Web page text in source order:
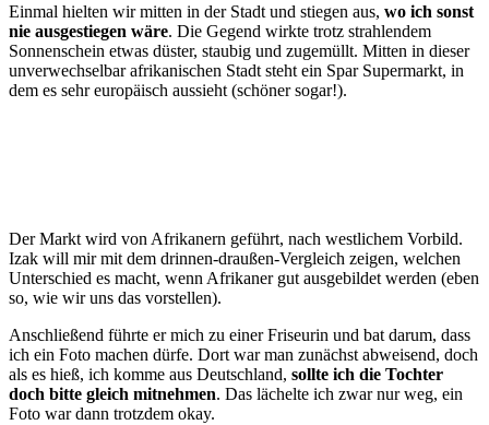
Einmal hielten wir mitten in der Stadt und stiegen aus, wo ich sonst
nie ausgestiegen wäre. Die Gegend wirkte trotz strahlendem
Sonnenschein etwas düster, staubig und zugemüllt. Mitten in dieser
unverwechselbar afrikanischen Stadt steht ein Spar Supermarkt, in
dem es sehr europäisch aussieht (schöner sogar!).
Der Markt wird von Afrikanern geführt, nach westlichem Vorbild.
Izak will mir mit dem drinnen-draußen-Vergleich zeigen, welchen
Unterschied es macht, wenn Afrikaner gut ausgebildet werden (eben
so, wie wir uns das vorstellen).
Anschließend führte er mich zu einer Friseurin und bat darum, dass
ich ein Foto machen dürfe. Dort war man zunächst abweisend, doch
als es hieß, ich komme aus Deutschland, sollte ich die Tochter
doch bitte gleich mitnehmen. Das lächelte ich zwar nur weg, ein
Foto war dann trotzdem okay.